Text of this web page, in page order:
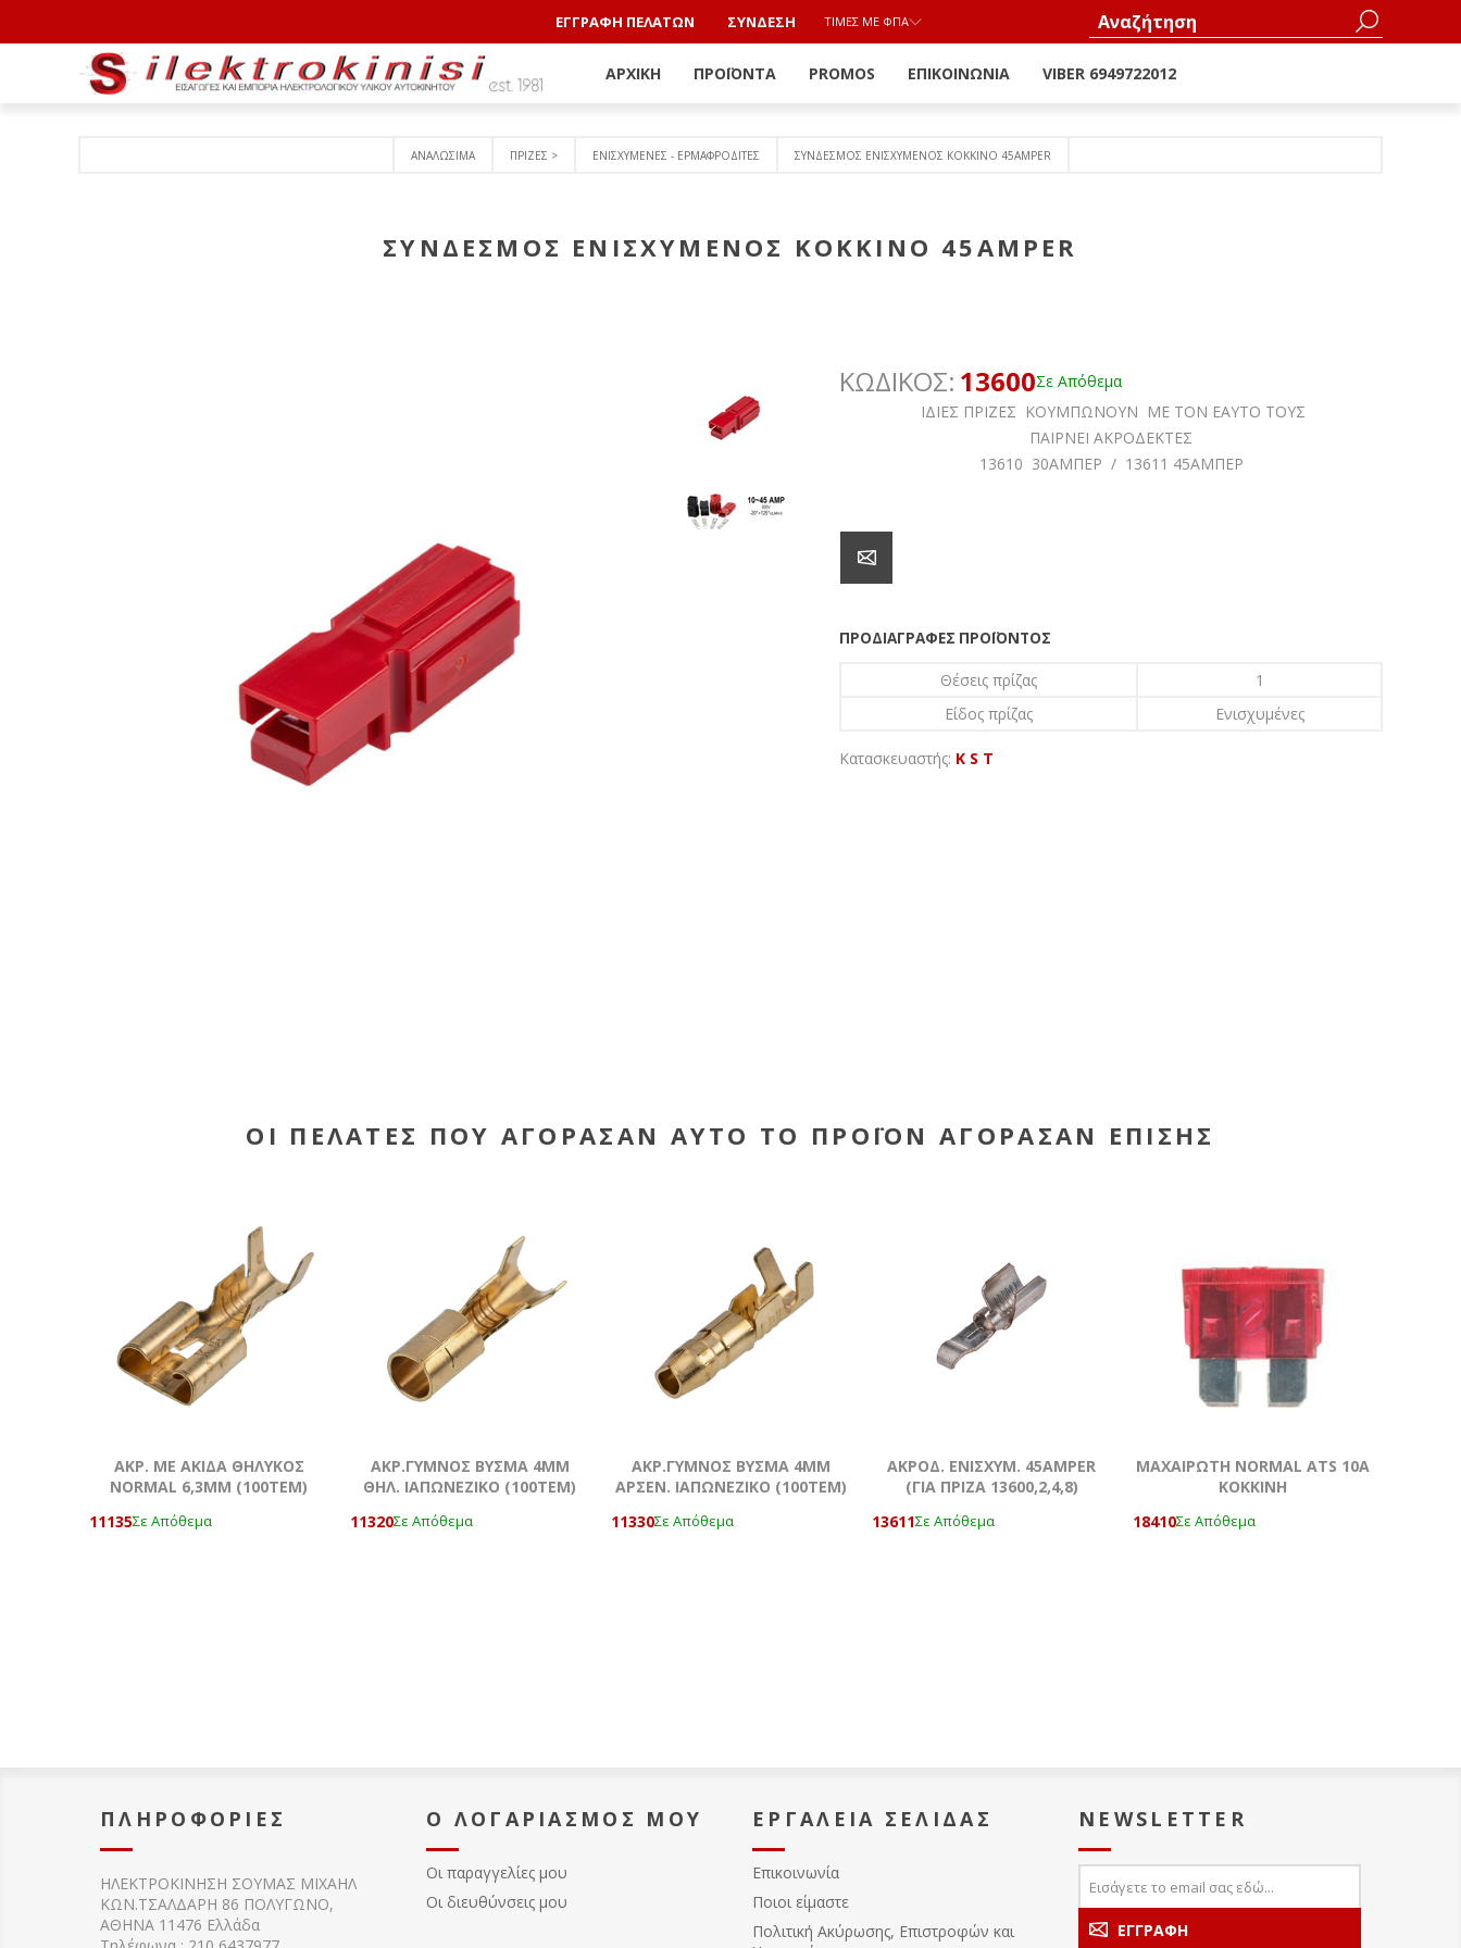
ΕΓΓΡΑΦΗ ΠΕΛΑΤΩΝ ΣΎΝΔΕΣΗ ΤΙΜΈΣ ΜΕ ΦΠΑ
ΑΡΧΙΚΉ ΠΡΟΪΌΝΤΑ PROMOS ΕΠΙΚΟΙΝΩΝΊΑ VIBER 6949722012
ΑΝΑΛΩΣΙΜΑ ΠΡΙΖΕΣ > ΕΝΙΣΧΥΜΕΝΕΣ - ΕΡΜΑΦΡΟΔΙΤΕΣ ΣΥΝΔΕΣΜΟΣ ΕΝΙΣΧΥΜΕΝΟΣ ΚΟΚΚΙΝΟ 45AMPΕR
ΣΥΝΔΕΣΜΟΣ ΕΝΙΣΧΥΜΕΝΟΣ ΚΟΚΚΙΝΟ 45AMPΕR
ΚΩΔΙΚΟΣ: 13600Σε Απόθεμα
ΙΔΙΕΣ ΠΡΙΖΕΣ ΚΟΥΜΠΩΝΟΥΝ ΜΕ ΤΟΝ ΕΑΥΤΟ ΤΟΥΣ
ΠΑΙΡΝΕΙ ΑΚΡΟΔΕΚΤΕΣ
13610 30ΑΜΠΕΡ / 13611 45ΑΜΠΕΡ
ΠΡΟΔΙΑΓΡΑΦΈΣ ΠΡΟΪΌΝΤΟΣ
Θέσεις πρίζας
1
Είδος πρίζας
Ενισχυμένες
Κατασκευαστής: K S T
ΟΙ ΠΕΛΆΤΕΣ ΠΟΥ ΑΓΌΡΑΣΑΝ ΑΥΤΌ ΤΟ ΠΡΟΪΌΝ ΑΓΌΡΑΣΑΝ ΕΠΊΣΗΣ
AKΡ. ΜΕ ΑΚΙΔΑ ΘΗΛΥΚΟΣ
NORMAL 6,3ΜΜ (100ΤΕΜ)
11135Σε Απόθεμα
ΑΚΡ.ΓΥΜΝΟΣ ΒΥΣΜΑ 4MM
ΘΗΛ. ΙΑΠΩΝΕΖΙΚΟ (100ΤΕΜ)
11320Σε Απόθεμα
ΑΚΡ.ΓΥΜΝΟΣ ΒΥΣΜΑ 4MM
ΑΡΣΕΝ. ΙΑΠΩΝΕΖΙΚΟ (100ΤΕΜ)
11330Σε Απόθεμα
ΑΚΡΟΔ. ΕΝΙΣΧYM. 45ΑΜPER
(ΓΙΑ ΠΡΙΖΑ 13600,2,4,8)
13611Σε Απόθεμα
ΜΑΧΑΙΡΩΤΗ NORMAL ATS 10A
KOKKΙΝΗ
18410Σε Απόθεμα
ΠΛΗΡΟΦΟΡΊΕΣ
ΗΛΕΚΤΡΟΚΙΝΗΣΗ ΣΟΥΜΑΣ MIXAHΛ
ΚΩΝ.ΤΣΑΛΔΑΡΗ 86 ΠΟΛΥΓΩΝΟ,
ΑΘΗΝΑ 11476 Ελλάδα
Ο ΛΟΓΑΡΙΑΣΜΌΣ ΜΟΥ
Οι παραγγελίες μου
Οι διευθύνσεις μου
ΕΡΓΑΛΕΊΑ ΣΕΛΊΔΑΣ
Επικοινωνία
Ποιοι είμαστε
Πολιτική Ακύρωσης, Eπιστροφών και
NEWSLETTER